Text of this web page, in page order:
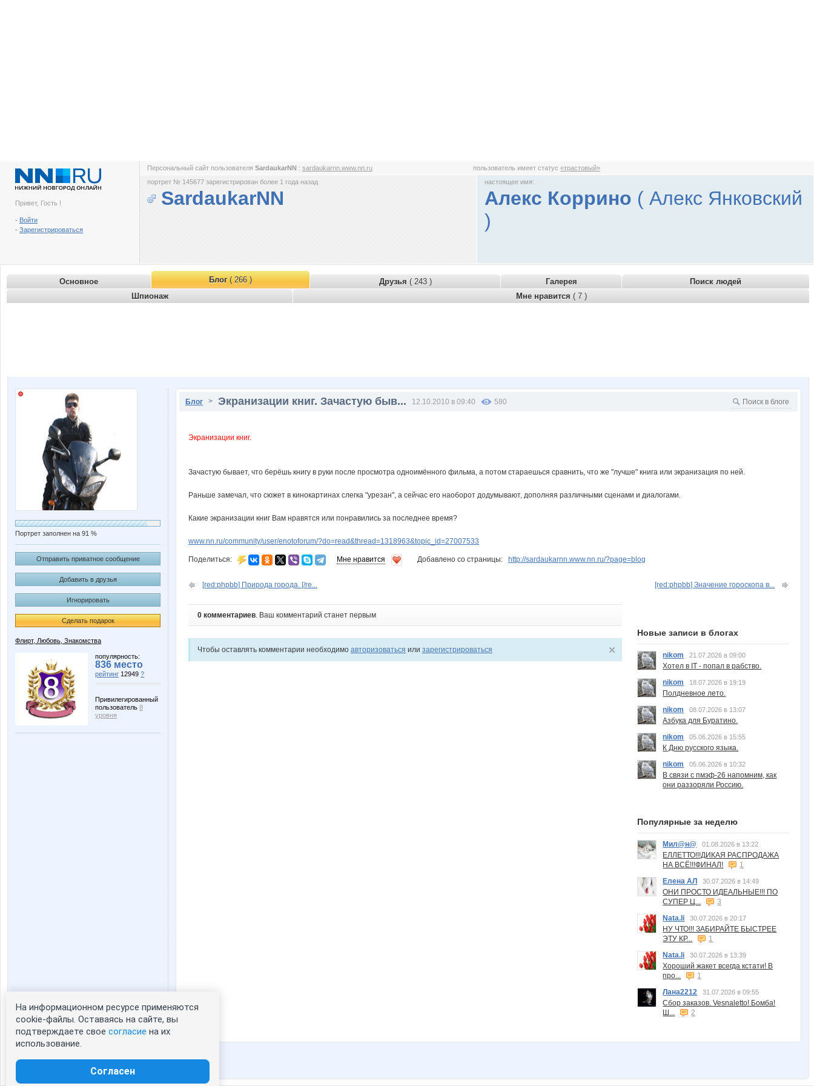
Привет, Гость !
- Войти
- Зарегистрироваться
Персональный сайт пользователя SardaukarNN : sardaukarnn.www.nn.ru пользователь имеет статус«трастовый»
портрет № 145677 зарегистрирован более 1 года назад
SardaukarNN
настоящее имя:
Алекс Коррино ( Алекс Янковский
)
Основное Блог( 266 ) Друзья ( 243 ) Галерея
Поиск людей
Шпионаж
Мне нравится ( 7 )
Портрет заполнен на 91 %
Отправить приватное сообщение
Добавить в друзья
Игнорировать
Сделать подарок
Флирт, Любовь, Знакомства
популярность:
836 место
рейтинг 12949 ?
Привилегированный
пользователь 8
уровня
Статистика портрета:
сейчас просматривают портрет - 0
зарегистрированные пользователи
Блог > Экранизации книг. Зачастую быв... 12.10.2010 в 09:40 580
Экранизации книг.
Зачастую бывает, что берёшь книгу в руки после просмотра одноимённого фильма, а потом стараешься сравнить, что же "лучше" книга или экранизация по ней.
Раньше замечал, что сюжет в кинокартинах слегка "урезан", а сейчас его наоборот додумывают, дополняя различными сценами и диалогами.
Какие экранизации книг Вам нравятся или понравились за последнее время?
www.nn.ru/community/user/enotoforum/?do=read&thread=1318963&topic_id=27007533
Поделиться: Мне нравится Добавлено со страницы: http://sardaukarnn.www.nn.ru/?page=blog
[red:phpbb] Природа города. [/re... [red:phpbb] Значение гороскопа в...
0 комментариев. Ваш комментарий станет первым
Чтобы оставлять комментарии необходимо авторизоваться или зарегистрироваться
Новые записи в блогах
nikom 21.07.2026 в 09:00
Хотел в IT - попал в рабство.
nikom
18.07.2026 в 19:19
Полдневное лето.
nikom
08.07.2026 в 13:07
Азбука для Буратино.
nikom
05.06.2026 в 15:55
К Дню русского языка.
nikom
05.06.2026 в 10:32
В связи с пмэф-26 напомним, как
они раззоряли Россию.
Популярные за неделю
Мил@н@ 01.08.2026 в 13:22
ЕЛЛЕТТО!!!ДИКАЯ РАСПРОДАЖА
НА ВСЁ!!!ФИНАЛ!
1
Елена АЛ
30.07.2026 в 14:49
ОНИ ПРОСТО ИДЕАЛЬНЫЕ!!! ПО
СУПЕР Ц...
3
Nata.li
30.07.2026 в 20:17
НУ ЧТО!!! ЗАБИРАЙТЕ БЫСТРЕЕ
ЭТУ КР...
1
Nata.li
30.07.2026 в 13:39
Хороший жакет всегда кстати! В
про...
1
Лана2212
31.07.2026 в 09:55
Сбор заказов. Vesnaletto! Бомба!
Ш...
2
На информационном ресурсе применяются
cookie-файлы. Оставаясь на сайте, вы
подтверждаете свое согласие на их
использование.
Согласен